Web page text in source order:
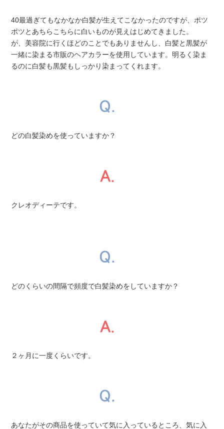
40最過ぎてもなかなか白髪が生えてこなかったのですが、ポツ
ポツとあちらこちらに白いものが見えはじめてきました。
が、美容院に行くほどのことでもありませんし、白髪と黒髪が
一緒に染まる市販のヘアカラーを使用しています。明るく染ま
るのに白髪も黒髪もしっかり染まってくれます。
どの白髪染めを使っていますか？
クレオディーテです。
どのくらいの間隔で頻度で白髪染めをしていますか？
２ヶ月に一度くらいです。
あなたがその商品を使っていて気に入っているところ、気に入